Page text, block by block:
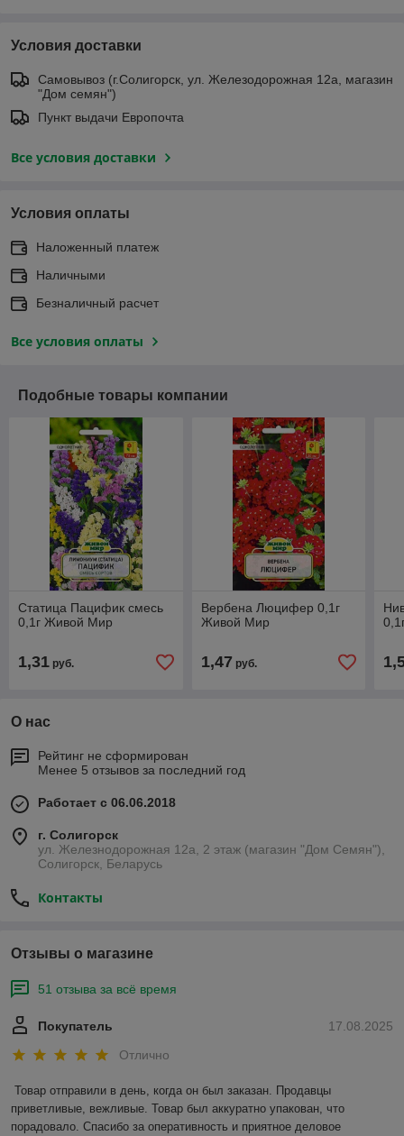
Условия доставки
Самовывоз (г.Солигорск, ул. Железодорожная 12а, магазин
"Дом семян")
Пункт выдачи Европочта
Все условия доставки
Условия оплаты
Наложенный платеж
Наличными
Безналичный расчет
Все условия оплаты
Подобные товары компании
Статица Пацифик смесь
0,1г Живой Мир
1,31 руб.
Вербена Люцифер 0,1г
Живой Мир
1,47 руб.
О нас
Рейтинг не сформирован
Менее 5 отзывов за последний год
Работает с 06.06.2018
г. Солигорск
ул. Железнодорожная 12а, 2 этаж (магазин "Дом Семян"),
Солигорск, Беларусь
Контакты
Отзывы о магазине
51 отзыва за всё время
17.08.2025
Покупатель
Отлично
Товар отправили в день, когда он был заказан. Продавцы
приветливые, вежливые. Товар был аккуратно упакован, что
порадовало. Спасибо за оперативность и приятное деловое